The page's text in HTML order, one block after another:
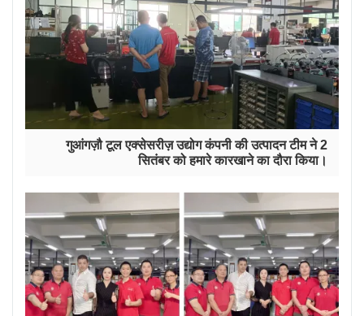
गुआंगज़ौ टूल एक्सेसरीज़ उद्योग कंपनी की उत्पादन टीम ने 2
सितंबर को हमारे कारखाने का दौरा किया।